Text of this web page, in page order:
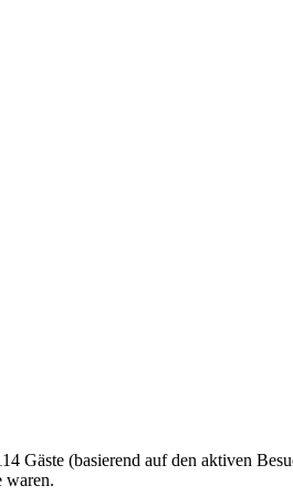
Gäste (basierend auf den aktiven
waren.